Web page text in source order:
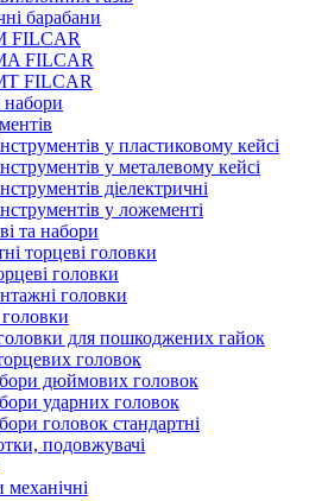
барабани
FILCAR
FILCAR
FILCAR
набори
у пластиковому кейсі
у металевому кейсі
діелектричні
у ложементі
та набори
торцеві головки
головки
головки
головки
для пошкоджених гайок
головок
дюймових головок
ударних головок
головок стандартні
подовжувачі
механічні